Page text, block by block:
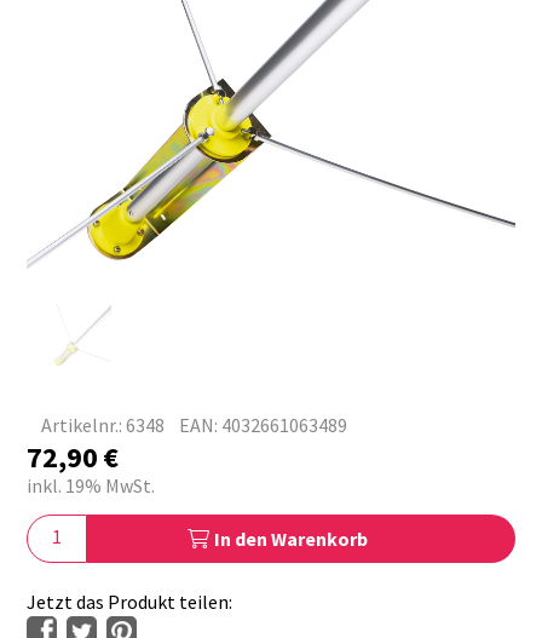
Artikelnr.: 6348 EAN: 4032661063489
72,90€
inkl. 19% MwSt.
In den Warenkorb
Jetzt das Produkt teilen: